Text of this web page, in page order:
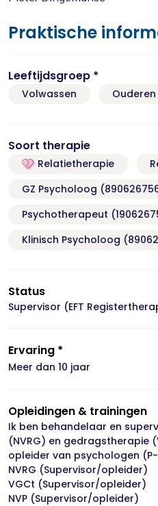
Praktische
Leeftijdsgroep *
Volwassen Ouderen
Soort therapie
Relatietherapie
GZ Psycholoog
Psychotherapeut
Klinisch Psycholoog
Status
Supervisor (EFT
Ervaring *
Meer dan 10 jaar
Opleidingen & trainingen
Ik ben behandelaar en
(NVRG) en gedragstherapie
opleider van psychologen
NVRG (Supervisor/opleider)
VGCt (Supervisor/opleider)
NVP (Supervisor/opleider)